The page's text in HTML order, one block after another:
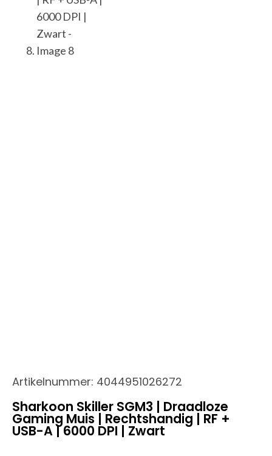
Artikelnummer: 4044951026272
Sharkoon Skiller SGM3 | Draadloze
Gaming Muis | Rechtshandig | RF +
USB-A | 6000 DPI | Zwart